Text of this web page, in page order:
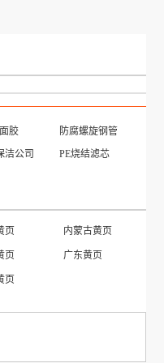
胶
防腐螺旋钢管
洁公司 PE烧结滤芯
页 内蒙古黄页
页 广东黄页
页